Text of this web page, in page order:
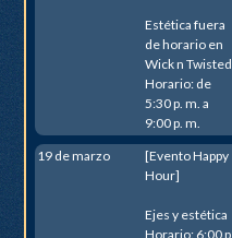
Estética fuera
de horario en
Wick n Twisted
Horario: de
5:30 p. m. a
9:00 p. m.
19 de marzo
[Evento Happy
Hour]
Ejes y estética
Horario: 6:00 p.